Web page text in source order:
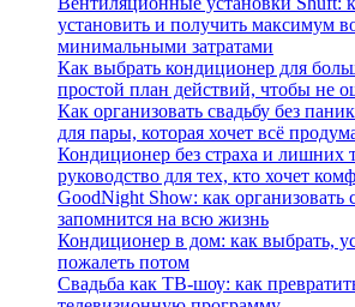
установить и получить максимум
минимальными затратами
Как выбрать кондиционер для
простой план действий, чтобы не
Как организовать свадьбу без
для пары, которая хочет всё
Кондиционер без страха и лишних
руководство для тех, кто хочет
GoodNight Show: как организовать
запомнится на всю жизнь
Кондиционер в дом: как выбрать,
пожалеть потом
Свадьба как ТВ‑шоу: как